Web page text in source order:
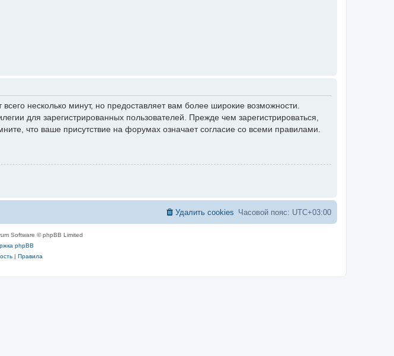
несколько минут, но предоставляет вам более широкие возможности.
для зарегистрированных пользователей. Прежде чем зарегистрироваться,
что ваше присутствие на форумах означает согласие со всеми правилами.
Часовой пояс: UTC+03:00
Удалить cookies
Software © phpBB Limited
phpBB
| Правила